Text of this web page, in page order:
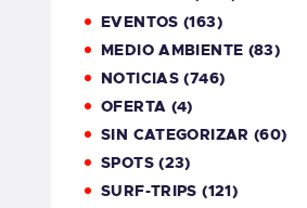
EVENTOS (163)
MEDIO AMBIENTE (83)
NOTICIAS (746)
OFERTA (4)
SIN CATEGORIZAR (60)
SPOTS(23)
SURF-TRIPS (121)